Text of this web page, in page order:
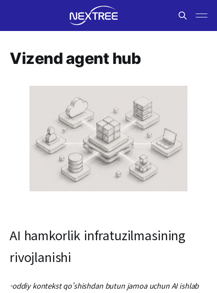
Vizend agent hub
AI hamkorlik infratuzilmasining
rivojlanishi
-oddiy kontekst qo'shishdan butun jamoa uchun AI ishlab